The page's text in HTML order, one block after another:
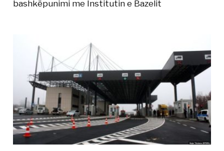
bashkëpunimi me Institutin e Bazelit